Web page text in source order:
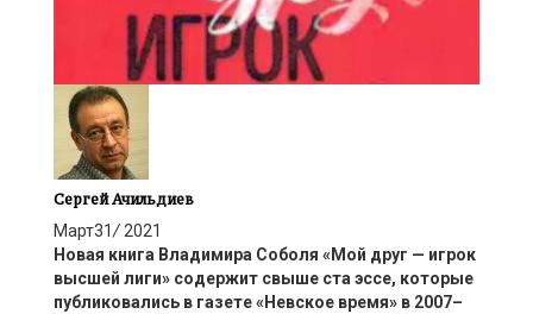
Сергей Ачильдиев
Март31/ 2021
Новая книга Владимира Соболя «Мой друг — игрок
высшей лиги» содержит свыше ста эссе, которые
публиковались в газете «Невское время» в 2007–